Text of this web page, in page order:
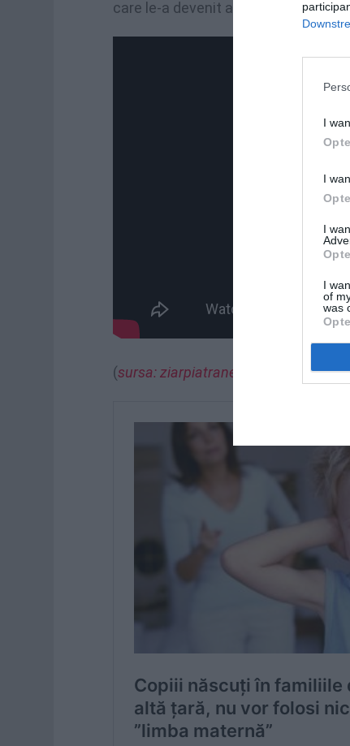
I
I
I
I
of
was
care le-a devenit a doua casă.»
(sursa: ziarpiatraneamt.ro